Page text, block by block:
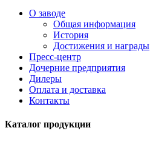
О заводе
Общая информация
История
Достижения и награды
Пресс-центр
Дочерние предприятия
Дилеры
Оплата и доставка
Контакты
Каталог продукции